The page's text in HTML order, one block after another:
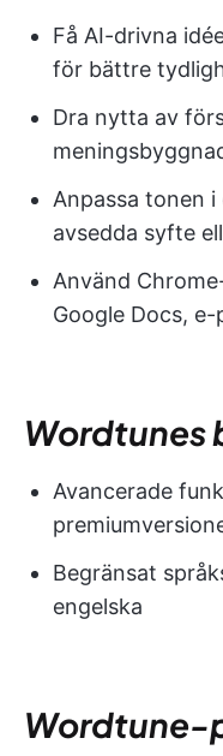
Få AI-drivna
för bättre
Dra nytta av
Anpassa tonen
avsedda syfte
Använd
Google Docs,
Wordtunes
Avancerade
Begränsat
engelska
Wordtune-